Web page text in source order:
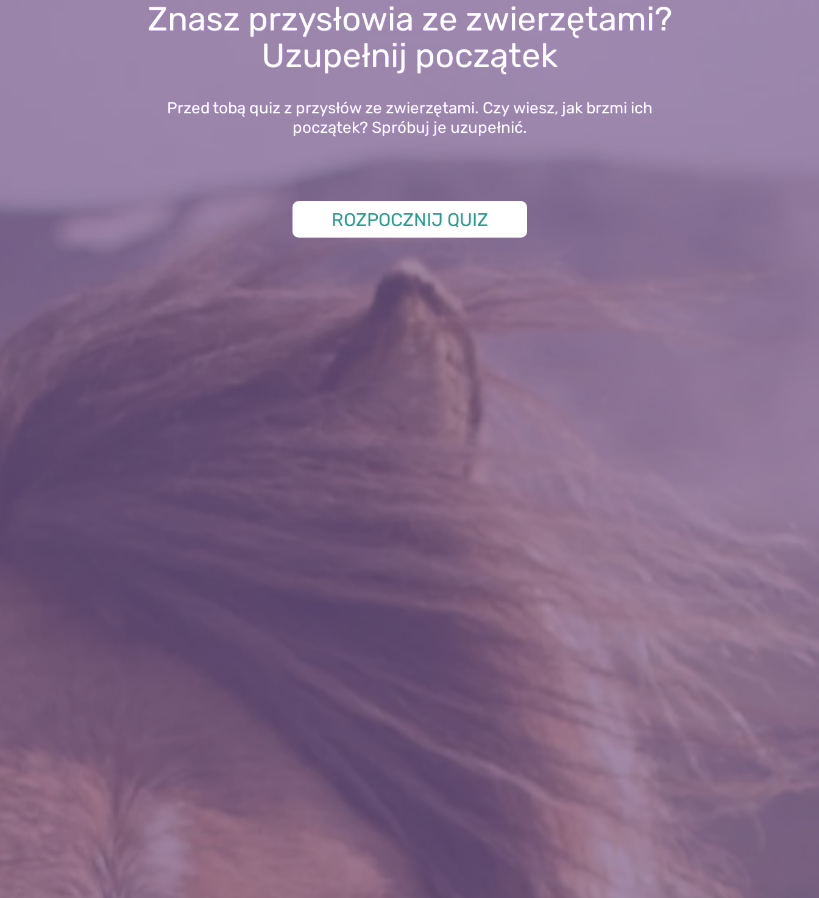
Znasz przysłowia ze zwierzętami?
Uzupełnij początek
Przed tobą quiz z przysłów ze zwierzętami. Czy wiesz, jak brzmi ich
początek? Spróbuj je uzupełnić.
ROZPOCZNIJ QUIZ